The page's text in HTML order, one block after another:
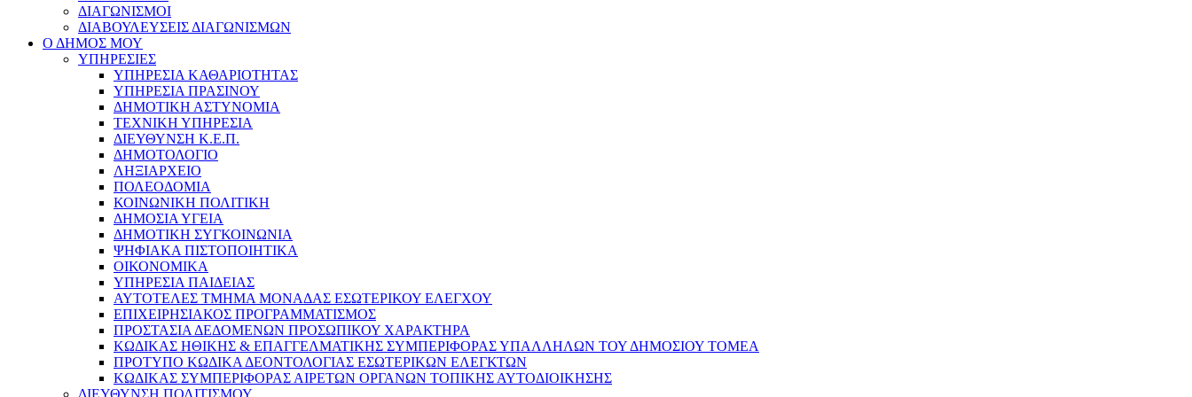
ΔΙΑΓΩΝΙΣΜΟΙ
ΔΙΑΒΟΥΛΕΥΣΕΙΣ ΔΙΑΓΩΝΙΣΜΩΝ
Ο ΔΗΜΟΣ ΜΟΥ
ΥΠΗΡΕΣΙΕΣ
ΥΠΗΡΕΣΙΑ ΚΑΘΑΡΙΟΤΗΤΑΣ
ΥΠΗΡΕΣΙΑ ΠΡΑΣΙΝΟΥ
ΔΗΜΟΤΙΚΗ ΑΣΤΥΝΟΜΙΑ
ΤΕΧΝΙΚΗ ΥΠΗΡΕΣΙΑ
ΔΙΕΥΘΥΝΣΗ Κ.Ε.Π.
ΔΗΜΟΤΟΛΟΓΙΟ
ΛΗΞΙΑΡΧΕΙΟ
ΠΟΛΕΟΔΟΜΙΑ
ΚΟΙΝΩΝΙΚΗ ΠΟΛΙΤΙΚΗ
ΔΗΜΟΣΙΑ ΥΓΕΙΑ
ΔΗΜΟΤΙΚΗ ΣΥΓΚΟΙΝΩΝΙΑ
ΨΗΦΙΑΚΑ ΠΙΣΤΟΠΟΙΗΤΙΚΑ
ΟΙΚΟΝΟΜΙΚΑ
ΥΠΗΡΕΣΙΑ ΠΑΙΔΕΙΑΣ
ΑΥΤΟΤΕΛΕΣ ΤΜΗΜΑ ΜΟΝΑΔΑΣ ΕΣΩΤΕΡΙΚΟΥ ΕΛΕΓΧΟΥ
ΕΠΙΧΕΙΡΗΣΙΑΚΟΣ ΠΡΟΓΡΑΜΜΑΤΙΣΜΟΣ
ΠΡΟΣΤΑΣΙΑ ΔΕΔΟΜΕΝΩΝ ΠΡΟΣΩΠΙΚΟΥ ΧΑΡΑΚΤΗΡΑ
ΚΩΔΙΚΑΣ ΗΘΙΚΗΣ & ΕΠΑΓΓΕΛΜΑΤΙΚΗΣ ΣΥΜΠΕΡΙΦΟΡΑΣ ΥΠΑΛΛΗΛΩΝ ΤΟΥ ΔΗΜΟΣΙΟΥ ΤΟΜΕΑ
ΠΡΟΤΥΠΟ ΚΩΔΙΚΑ ΔΕΟΝΤΟΛΟΓΙΑΣ ΕΣΩΤΕΡΙΚΩΝ ΕΛΕΓΚΤΩΝ
ΚΩΔΙΚΑΣ ΣΥΜΠΕΡΙΦΟΡΑΣ ΑΙΡΕΤΩΝ ΟΡΓΑΝΩΝ ΤΟΠΙΚΗΣ ΑΥΤΟΔΙΟΙΚΗΣΗΣ
ΔΙΕΥΘΥΝΣΗ ΠΟΛΙΤΙΣΜΟΥ